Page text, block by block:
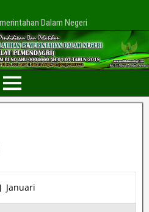
Dalam Negeri
Januari